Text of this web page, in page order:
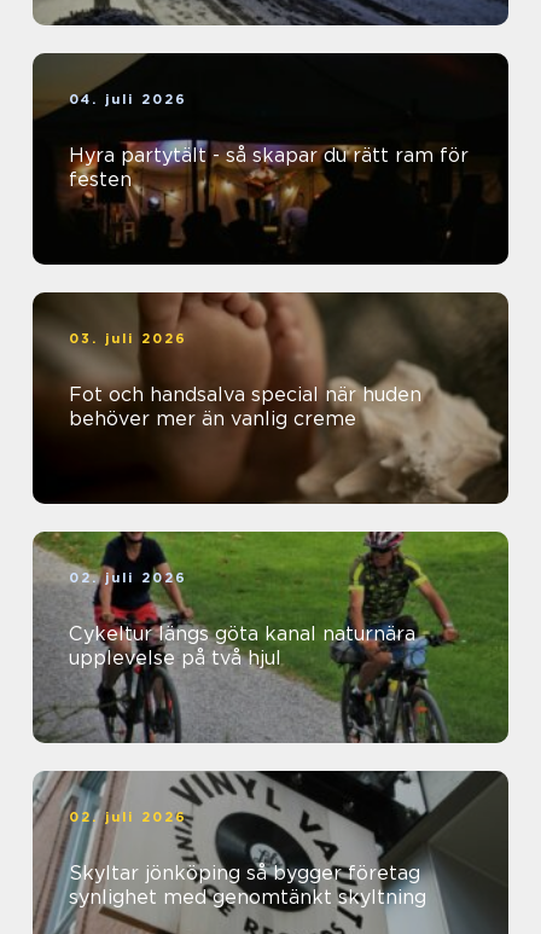
04. juli 2026
Hyra partytält - så skapar du rätt ram för
festen
03. juli 2026
Fot och handsalva special när huden
behöver mer än vanlig creme
02. juli 2026
Cykeltur längs göta kanal naturnära
upplevelse på två hjul
02. juli 2026
Skyltar jönköping så bygger företag
synlighet med genomtänkt skyltning